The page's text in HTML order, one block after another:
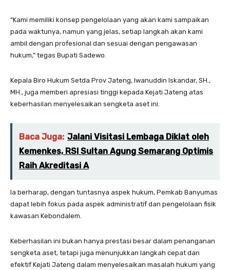
“Kami memiliki konsep pengelolaan yang akan kami sampaikan
pada waktunya, namun yang jelas, setiap langkah akan kami
ambil dengan profesional dan sesuai dengan pengawasan
hukum,” tegas Bupati Sadewo.
Kepala Biro Hukum Setda Prov Jateng, Iwanuddin Iskandar, SH.,
MH., juga memberi apresiasi tinggi kepada Kejati Jateng atas
keberhasilan menyelesaikan sengketa aset ini.
Baca Juga: Jalani Visitasi Lembaga Diklat oleh
Kemenkes, RSI Sultan Agung Semarang Optimis
Raih Akreditasi A
Ia berharap, dengan tuntasnya aspek hukum, Pemkab Banyumas
dapat lebih fokus pada aspek administratif dan pengelolaan fisik
kawasan Kebondalem.
Keberhasilan ini bukan hanya prestasi besar dalam penanganan
sengketa aset, tetapi juga menunjukkan langkah cepat dan
efektif Kejati Jateng dalam menyelesaikan masalah hukum yang